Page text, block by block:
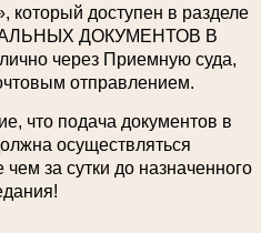
который доступен в разделе
ДОКУМЕНТОВ В
через Приемную суда,
отправлением.
что подача документов в
осуществляться
за сутки до назначенного